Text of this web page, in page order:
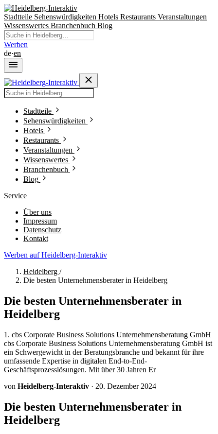
Stadtteile Sehenswürdigkeiten Hotels Restaurants Veranstaltungen
Wissenswertes Branchenbuch Blog
Werben
de·en
Stadtteile
Sehenswürdigkeiten
Hotels
Restaurants
Veranstaltungen
Wissenswertes
Branchenbuch
Blog
Service
Über uns
Impressum
Datenschutz
Kontakt
Werben auf Heidelberg-Interaktiv
Heidelberg /
Die besten Unternehmensberater in Heidelberg
Die besten Unternehmensberater in
Heidelberg
1. cbs Corporate Business Solutions Unternehmensberatung GmbH
cbs Corporate Business Solutions Unternehmensberatung GmbH ist
ein Schwergewicht in der Beratungsbranche und bekannt für ihre
umfassende Expertise in digitalen End-to-End-
Geschäftsprozesslösungen. Mit über 30 Jahren Er
von Heidelberg-Interaktiv · 20. Dezember 2024
Die besten Unternehmensberater in
Heidelberg